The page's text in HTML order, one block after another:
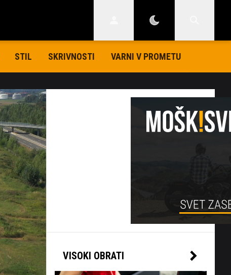
STIL SKRIVNOSTI VARNI V PROMETU
VISOKI OBRATI